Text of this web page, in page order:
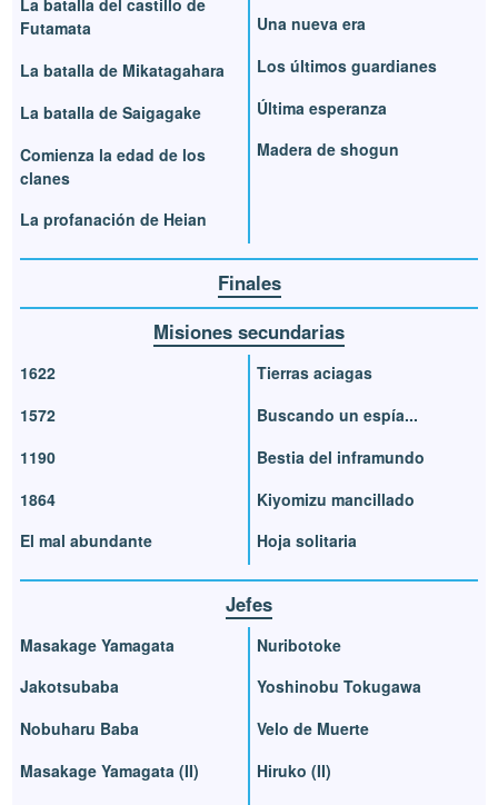
La batalla del castillo de
Futamata
La batalla de Mikatagahara
La batalla de Saigagake
Comienza la edad de los
clanes
La profanación de Heian
Una nueva era
Los últimos guardianes
Última esperanza
Madera de shogun
Finales
Misiones secundarias
1622
1572
1190
1864
El mal abundante
Tierras aciagas
Buscando un espía...
Bestia del inframundo
Kiyomizu mancillado
Hoja solitaria
Jefes
Masakage Yamagata
Jakotsubaba
Nobuharu Baba
Masakage Yamagata (II)
Nuribotoke
Yoshinobu Tokugawa
Velo de Muerte
Hiruko (II)